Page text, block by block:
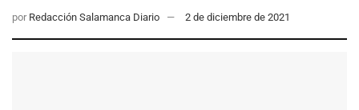
por Redacción Salamanca Diario 2 de diciembre de 2021